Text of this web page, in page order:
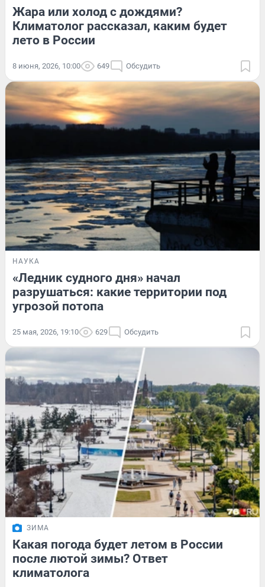
Жара или холод с дождями?
Климатолог рассказал, каким будет
лето в России
8 июня, 2026, 10:00 649 Обсудить
НАУКА
«Ледник судного дня» начал
разрушаться: какие территории под
угрозой потопа
25 мая, 2026, 19:10 629 Обсудить
ЗИМА
Какая погода будет летом в России
после лютой зимы? Ответ
климатолога